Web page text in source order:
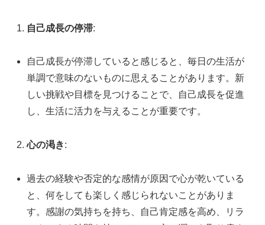
自己成長の停滞:
自己成長が停滞していると感じると、毎日の生活が
単調で意味のないものに思えることがあります。新
しい挑戦や目標を見つけることで、自己成長を促進
し、生活に活力を与えることが重要です。
心の渇き:
過去の経験や否定的な感情が原因で心が乾いている
と、何をしても楽しく感じられないことがありま
す。感謝の気持ちを持ち、自己肯定感を高め、リラ